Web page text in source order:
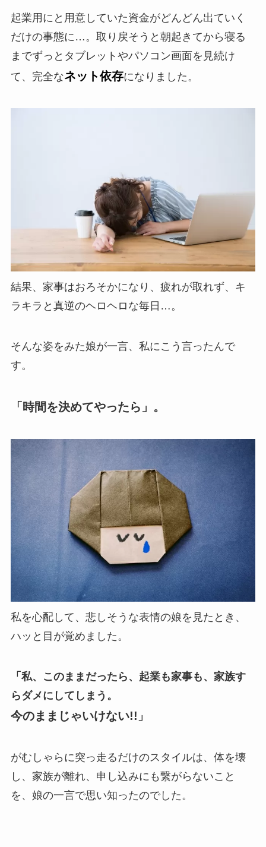
起業用にと用意していた資金がどんどん出ていく
だけの事態に…。取り戻そうと朝起きてから寝る
までずっとタブレットやパソコン画面を見続け
て、完全なネット依存になりました。
結果、 家事はおろそかになり、疲れが取れず、キ
ラキラと真逆のヘロヘロな毎日…。
そんな姿をみた娘が一言、私にこう言ったんで
す。
「時間を決めてやったら」。
私を心配して、悲しそうな表情の娘を見たとき、
ハッと目が覚めました。
「私、このままだったら、起業も家事も、家族す
らダメにしてしまう。
今のままじゃいけない!! 」
がむしゃらに突っ走るだけのスタイルは、体を壊
し、家族が離れ、申し込みにも繋がらないこと
を、娘の一言で思い知ったのでした。